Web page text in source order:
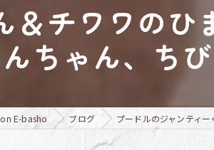
＆チワワのひ
ちゃん、ち
E-basho ブログ プードルのジャンティ